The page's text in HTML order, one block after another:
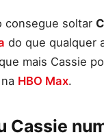
consegue soltar
do que qualquer
mais Cassie
HBO Max.
Cassie